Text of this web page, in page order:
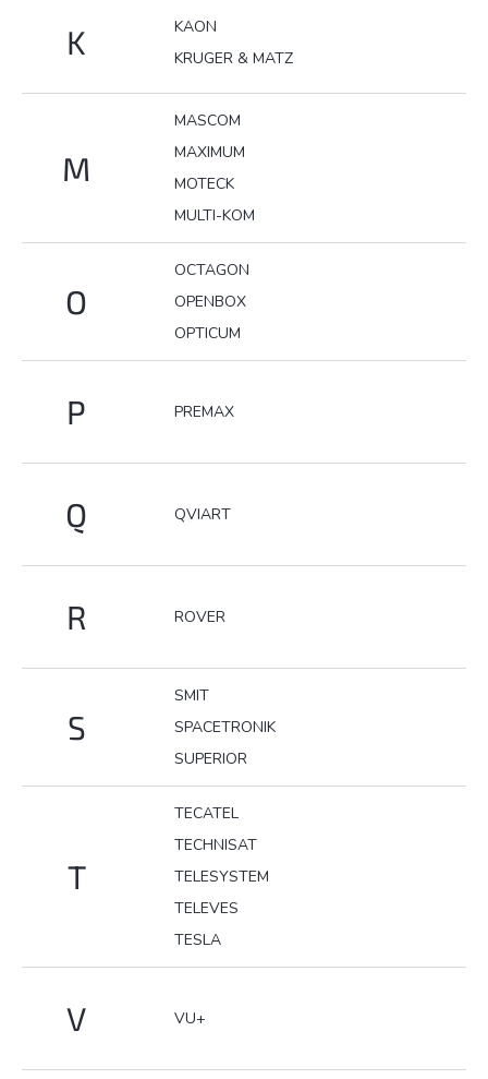
K
KAON
KRUGER & MATZ
M
MASCOM
MAXIMUM
MOTECK
MULTI-KOM
O
OCTAGON
OPENBOX
OPTICUM
P PREMAX
Q QVIART
R ROVER
S
SMIT
SPACETRONIK
SUPERIOR
T
TECATEL
TECHNISAT
TELESYSTEM
TELEVES
TESLA
V VU+